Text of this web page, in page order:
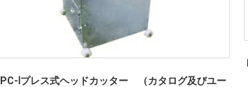
Ⅰプレス式ヘッドカッター （カタログ及びユー